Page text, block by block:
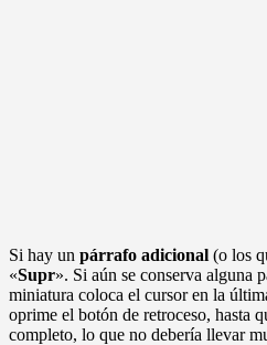
Si hay un párrafo adicional (o los
«Supr». Si aún se conserva alguna
miniatura coloca el cursor en la
oprime el botón de retroceso, hasta
completo, lo que no debería llevar